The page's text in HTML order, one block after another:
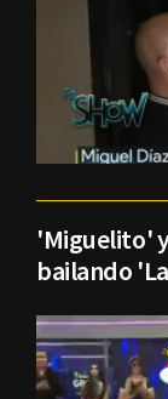
'Miguelito'
bailando